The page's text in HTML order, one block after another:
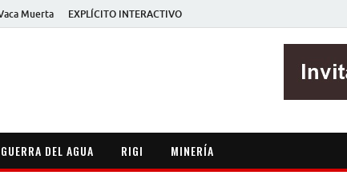
Muerta EXPLÍCITO INTERACTIVO
DEL AGUA RIGI MINERÍA